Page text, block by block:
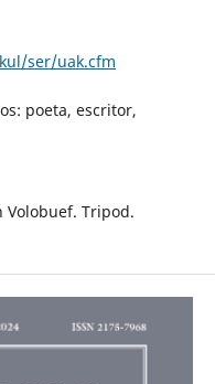
ser/uak.cfm
poeta, escritor,
Volobuef. Tripod.